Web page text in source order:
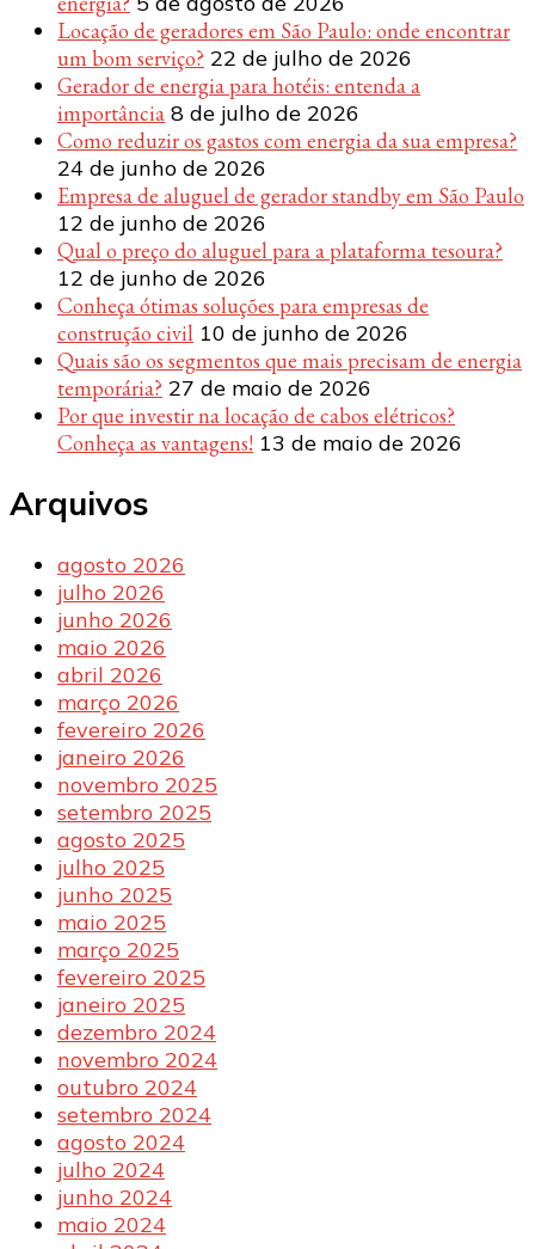
Locação de geradores em São Paulo: onde encontrar
um bom serviço? 22 de julho de 2026
Gerador de energia para hotéis: entenda a
importância 8 de julho de 2026
Como reduzir os gastos com energia da sua empresa?
24 de junho de 2026
Empresa de aluguel de gerador standby em São Paulo
12 de junho de 2026
Qual o preço do aluguel para a plataforma tesoura?
12 de junho de 2026
Conheça ótimas soluções para empresas de
construção civil 10 de junho de 2026
Quais são os segmentos que mais precisam de energia
temporária? 27 de maio de 2026
Por que investir na locação de cabos elétricos?
Conheça as vantagens! 13 de maio de 2026
Arquivos
agosto 2026
julho 2026
junho 2026
maio 2026
abril 2026
março 2026
fevereiro 2026
janeiro 2026
novembro 2025
setembro 2025
agosto 2025
julho 2025
junho 2025
maio 2025
março 2025
fevereiro 2025
janeiro 2025
dezembro 2024
novembro 2024
outubro 2024
setembro 2024
agosto 2024
julho 2024
junho 2024
maio 2024